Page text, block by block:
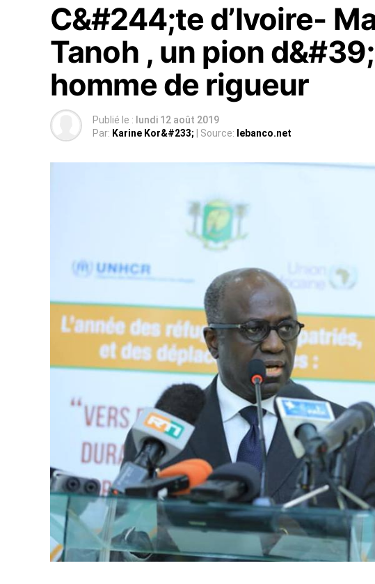
C&#244;te d’Ivoire-
Tanoh , un pion
homme de rigueur
Publié le : lundi 12 août 2019
Par: Karine Kor&#233; | Source: lebanco.net